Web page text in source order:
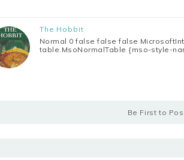
The Hobbit
Normal 0 false false false
table.MsoNormalTable {mso-style-
Be First to